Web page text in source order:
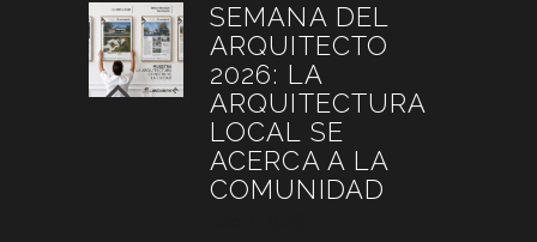
SEMANA DEL
ARQUITECTO
2026: LA
ARQUITECTURA
LOCAL SE
ACERCA A LA
COMUNIDAD